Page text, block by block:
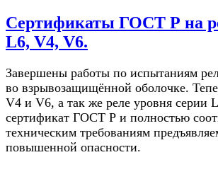
Сертификаты ГОСТ Р на
L6, V4, V6.
Завершены работы по испытаниям
во взрывозащищённой оболочке.
V4 и V6, а так же реле уровня серии
сертификат ГОСТ Р и полностью
техническим требованиям
повышенной опасности.